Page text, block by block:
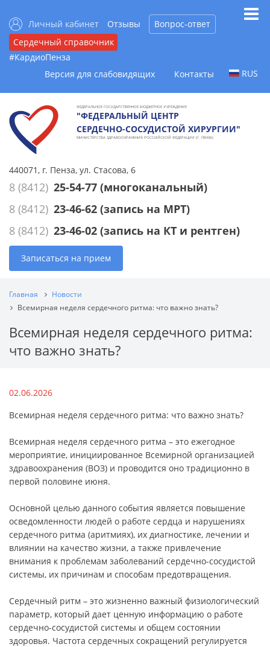
Личный кабинет Отзывы
Вопрос-ответ
Сердечный справочник
#КардиоПенза
Версия для слабовидящих
Контакты RUS
ФЕДЕРАЛЬНОЕ ГОСУДАРСТВЕННОЕ БЮДЖЕТНОЕ УЧРЕЖДЕНИЕ
"ФЕДЕРАЛЬНЫЙ ЦЕНТР
СЕРДЕЧНО-СОСУДИСТОЙ ХИРУРГИИ"
МИНИСТЕРСТВА ЗДРАВООХРАНЕНИЯ РОССИЙСКОЙ ФЕДЕРАЦИИ (Г. ПЕНЗА)
440071, г. Пенза, ул. Стасова, 6
8 (8412) 25-54-77 (многоканальный)
8 (8412) 23-46-62 (запись на МРТ)
8 (8412) 23-46-02 (запись на КТ и рентген)
Записаться на прием
Главная
Новости
Всемирная неделя сердечного ритма: что важно знать?
Всемирная неделя сердечного ритма:
что важно знать?
02.06.2026
Всемирная неделя сердечного ритма: что важно знать?
Всемирная неделя сердечного ритма – это ежегодное
мероприятие, инициированное Всемирной организацией
здравоохранения (ВОЗ) и проводится оно традиционно в
первой половине июня.
Основной целью данного события является повышение
осведомленности людей о работе сердца и нарушениях
сердечного ритма (аритмиях), их диагностике, лечении и
влиянии на качество жизни, а также привлечение
внимания к проблемам заболеваний сердечно-сосудистой
системы, их причинам и способам предотвращения.
Сердечный ритм – это жизненно важный физиологический
параметр, который дает ценную информацию о работе
сердечно-сосудистой системы и общем состоянии
здоровья. Частота сердечных сокращений регулируется